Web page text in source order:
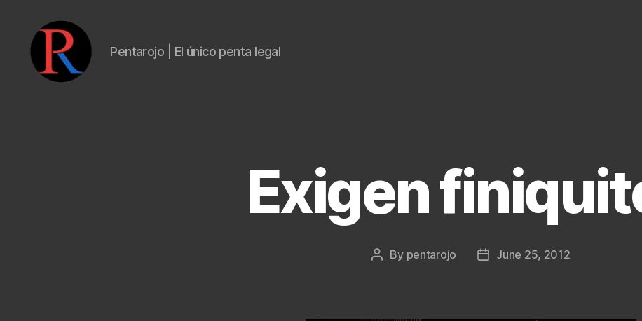
Pentarojo | El único penta legal
Exigen
Post
By pentarojo
PostJune 25, 2012